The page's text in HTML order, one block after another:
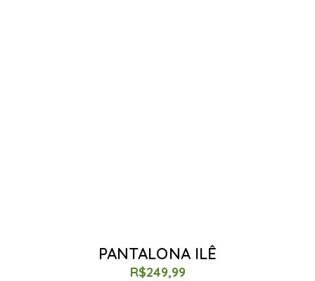
PANTALONA ILÊ
R$249,99